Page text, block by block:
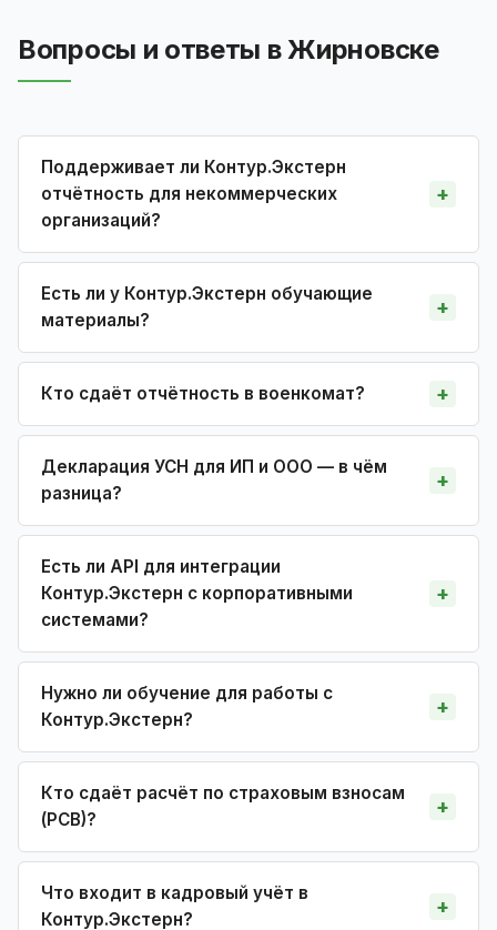
Вопросы и ответы в Жирновске
Поддерживает ли Контур.Экстерн
отчётность для некоммерческих
организаций?
Есть ли у Контур.Экстерн обучающие
материалы?
Кто сдаёт отчётность в военкомат?
Декларация УСН для ИП и ООО — в чём
разница?
Есть ли API для интеграции
Контур.Экстерн с корпоративными
системами?
Нужно ли обучение для работы с
Контур.Экстерн?
Кто сдаёт расчёт по страховым взносам
(РСВ)?
Что входит в кадровый учёт в
Контур.Экстерн?